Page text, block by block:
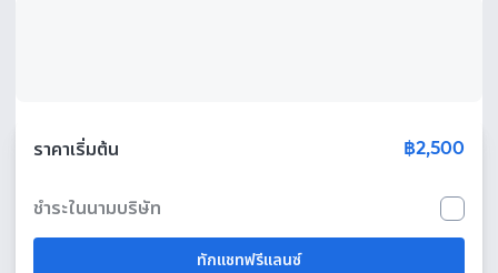
ราคาเริ่มต้น ฿2,500
ชำระในนามบริษัท
ทักแชทฟรีแลนซ์